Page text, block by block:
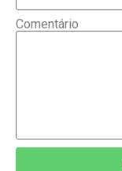
Comentário